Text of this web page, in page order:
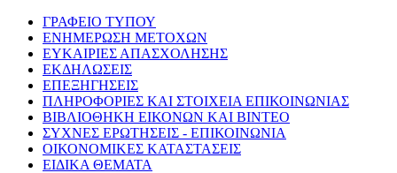
ΓΡΑΦΕΙΟ ΤΥΠΟΥ
ΕΝΗΜΕΡΩΣΗ ΜΕΤΟΧΩΝ
ΕΥΚΑΙΡΙΕΣ ΑΠΑΣΧΟΛΗΣΗΣ
ΕΚΔΗΛΩΣΕΙΣ
ΕΠΕΞΗΓΗΣΕΙΣ
ΠΛΗΡΟΦΟΡΙΕΣ ΚΑΙ ΣΤΟΙΧΕΙΑ ΕΠΙΚΟΙΝΩΝΙΑΣ
ΒΙΒΛΙΟΘΗΚΗ ΕΙΚΟΝΩΝ ΚΑΙ ΒΙΝΤΕΟ
ΣΥΧΝΕΣ ΕΡΩΤΗΣΕΙΣ - ΕΠΙΚΟΙΝΩΝΙΑ
ΟΙΚΟΝΟΜΙΚΕΣ ΚΑΤΑΣΤΑΣΕΙΣ
ΕΙΔΙΚΑ ΘΕΜΑΤΑ